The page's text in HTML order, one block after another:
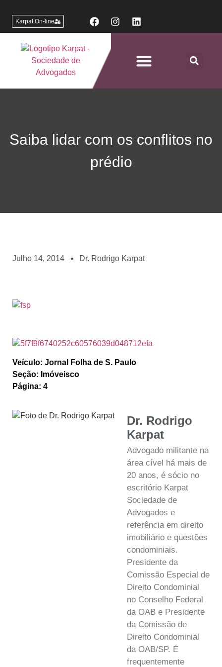
Karpat On-line
Saiba lidar com os conflitos no
prédio
Julho 14, 2014 Dr. Rodrigo Karpat
Veículo: Jornal Folha de S. Paulo
Seção: Imóveisco
Página: 4
Dr. Rodrigo
Karpat
Advogado militante na
área cível há mais de
20 anos, é sócio no
escritório Karpat
Sociedade de
Advogados e
referência em direito
imobiliário e questões
condominiais.
Presidente da
Comissão Especial de
Direito Condominial
no Conselho Federal
da OAB e Presidente
da Comissão de
Direito Condominial
da OAB/SP. É
frequentemente